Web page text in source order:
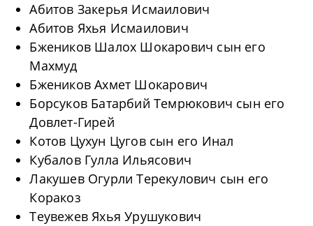
Абитов Закерья Исмаилович
Абитов Яхья Исмаилович
Бжеников Шалох Шокарович сын его
Махмуд
Бжеников Ахмет Шокарович
Борсуков Батарбий Темрюкович сын его
Довлет-Гирей
Котов Цухун Цугов сын его Инал
Кубалов Гулла Ильясович
Лакушев Огурли Терекулович сын его
Коракоз
Теувежев Яхья Урушукович